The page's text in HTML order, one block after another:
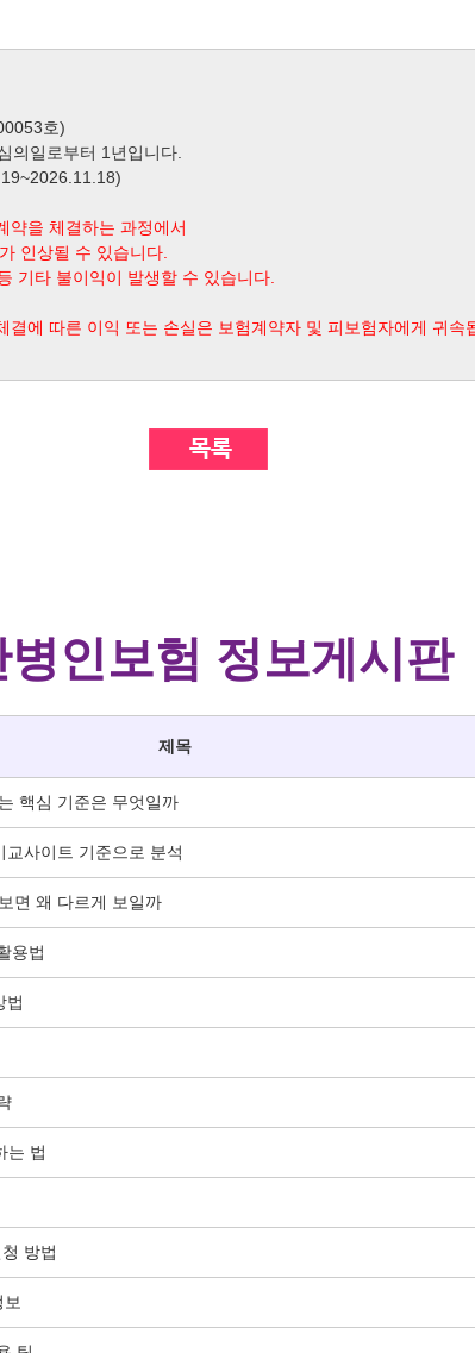
호)
의일로부터 1년입니다.
약을 체결하는 과정에서
인상될 수 있습니다.
기타 불이익이 발생할 수 있습니다.
에 따른 이익 또는 손실은 보험계약자 및 피보험자에게 귀속
병인보험 정보게시판
제목
핵심 기준은 무엇일까
사이트 기준으로 분석
면 왜 다르게 보일까
용법
법
는 법
방법
보